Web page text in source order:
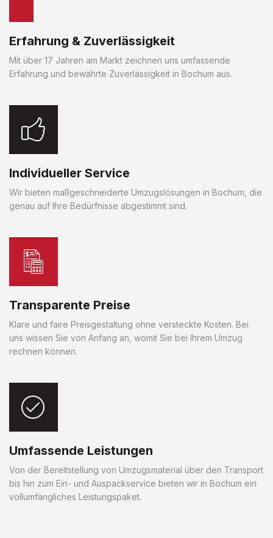
Erfahrung & Zuverlässigkeit
Mit über 17 Jahren am Markt zeichnen uns umfassende
Erfahrung und bewährte Zuverlässigkeit in Bochum aus.
Individueller Service
Wir bieten maßgeschneiderte Umzugslösungen in Bochum, die
genau auf Ihre Bedürfnisse abgestimmt sind.
Transparente Preise
Klare und faire Preisgestaltung ohne versteckte Kosten. Bei
uns wissen Sie von Anfang an, womit Sie bei Ihrem Umzug
rechnen können.
Umfassende Leistungen
Von der Bereitstellung von Umzugsmaterial über den Transport
bis hin zum Ein- und Auspackservice bieten wir in Bochum ein
vollumfängliches Leistungspaket.